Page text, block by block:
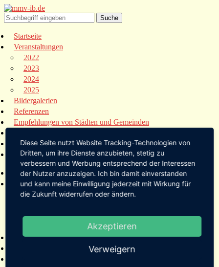
Startseite
Veranstaltungen
2022
2023
2024
2025
Bildergalerien
Referenzen
Empfehlungen von Städten und Gemeinden
Links
Kontakt
Startseite
Veranstaltungen
2022
2024
Bildergalerien
Diese Seite nutzt Website Tracking-Technologien von
Dritten, um ihre Dienste anzubieten, stetig zu
verbessern und Werbung entsprechend der Interessen
der Nutzer anzuzeigen. Ich bin damit einverstanden
und kann meine Einwilligung jederzeit mit Wirkung für
die Zukunft widerrufen oder ändern.
Akzeptieren
Verweigern